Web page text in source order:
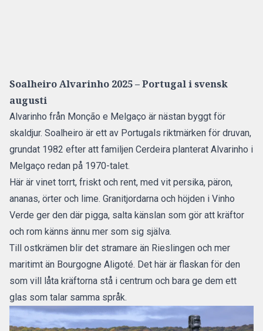
Soalheiro Alvarinho 2025 – Portugal i svensk
augusti
Alvarinho från Monção e Melgaço är nästan byggt för
skaldjur. Soalheiro är ett av Portugals riktmärken för druvan,
grundat 1982 efter att familjen Cerdeira planterat Alvarinho i
Melgaço redan på 1970-talet.
Här är vinet torrt, friskt och rent, med vit persika, päron,
ananas, örter och lime. Granitjordarna och höjden i Vinho
Verde ger den där pigga, salta känslan som gör att kräftor
och rom känns ännu mer som sig själva.
Till ostkrämen blir det stramare än Rieslingen och mer
maritimt än Bourgogne Aligoté. Det här är flaskan för den
som vill låta kräftorna stå i centrum och bara ge dem ett
glas som talar samma språk.